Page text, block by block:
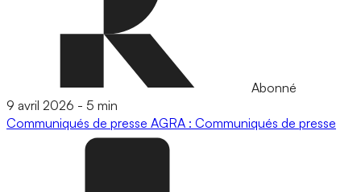
Abonné
9 avril 2026 - 5 min
Communiqués de presse AGRA : Communiqués de presse